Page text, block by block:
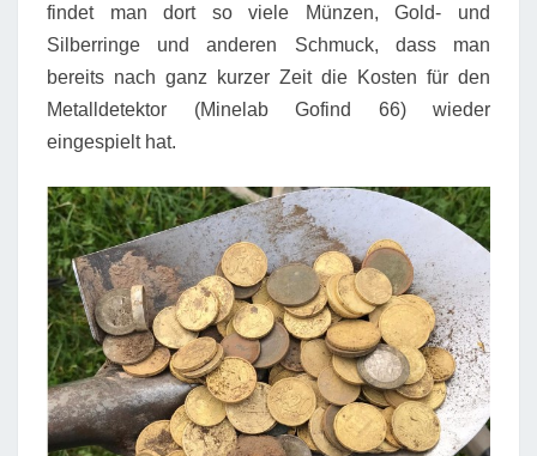
findet man dort so viele Münzen, Gold- und
Silberringe und anderen Schmuck, dass man
bereits nach ganz kurzer Zeit die Kosten für den
Metalldetektor (Minelab Gofind 66) wieder
eingespielt hat.